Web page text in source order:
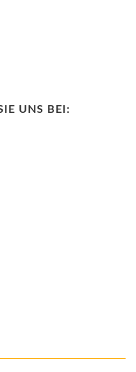
UNS BEI: